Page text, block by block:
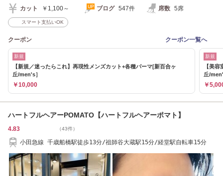
カット ￥1,100～ ブログ 547件 席数 5席
スマート支払いOK
クーポン クーポン一覧へ
新規
【新規／迷ったらこれ】再現性メンズカット+各種パーマ[新百合ヶ
丘/men's］
￥10,000
新規
【美
丘/
￥
ハートフルヘアーPOMATO【ハートフルヘアーポマト】
4.83 （43件）
小田急線 千歳船橋駅徒歩13分/祖師谷大蔵駅15分/経堂駅自転車15分